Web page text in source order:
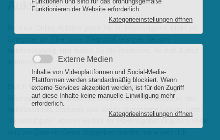
Auktion?
kommen.
Durch Klick auf das jeweilige Foto erhalten Sie weitere
Informationen und Bilder. Sie finden zudem den Zeitpunkt des
Auktionsendes, Startpreis und bereits abgegebene Gebote. Unter